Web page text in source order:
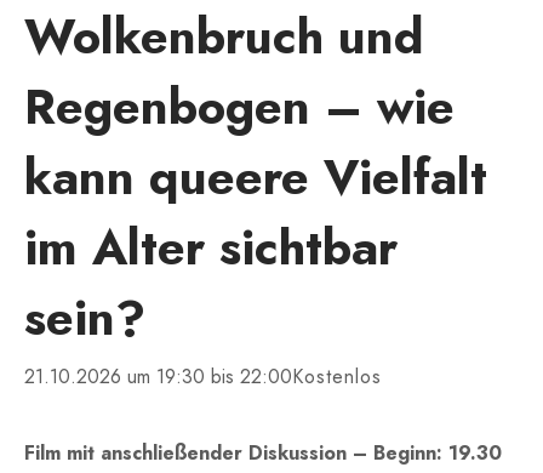
Wolkenbruch und
Regenbogen – wie
kann queere Vielfalt
im Alter sichtbar
sein?
21.10.2026 um 19:30 bis 22:00Kostenlos
Film mit anschließender Diskussion – Beginn: 19.30